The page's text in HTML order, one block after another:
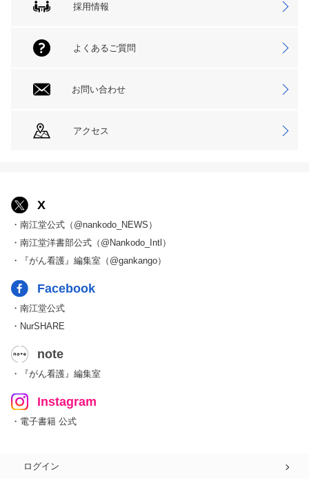
採用情報
よくあるご質問
お問い合わせ
アクセス
X
・南江堂公式（@nankodo_NEWS）
・南江堂洋書部公式（@Nankodo_Intl）
・『がん看護』編集室（@gankango）
Facebook
・南江堂公式
・NurSHARE
note
・『がん看護』編集室
Instagram
・電子書籍 公式
ログイン